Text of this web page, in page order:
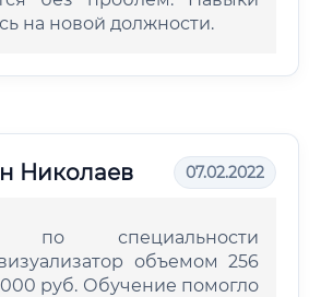
на новой должности.
Николаев 07.02.2022
по специальности
объемом 256
руб. Обучение помогло